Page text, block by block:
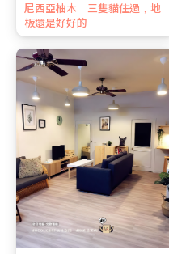
尼西亞柚木｜三隻貓住過，地
板還是好好的